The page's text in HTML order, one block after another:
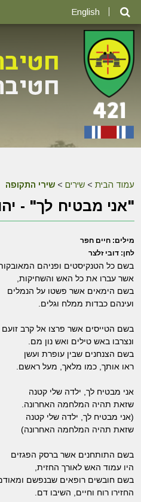
English
עמוד הבית >שירים >שירי התקופה
"אני מבטיח לך" -
מילים:חיים חפר
לחן:דובי זלצר
בשם כל הטנקיסטים ופניהם
אשר עברו את כל האש והשחיקות,
בשם הימאים אשר פשטו על הנמלים
ועינהם כבדות ממלח וגלים.
בשם הטייסים אשר פרצו אל קרב זועם
ונצרבו באש טילים ואש נון מם.
בשם הצנחנים שבין עופרת ועשן
ראו אותך, כמו מלאך, מעל ראשם.
אני מבטיח לך, ילדה שלי קטנה
שזאת תהיה המלחמה האחרונה.
(אני מבטיח לך, ילדה שלי קטנה
שזאת תהיה המלחמה האחרונה)
בשם התותחנים אשר ברסק הפגזים
היו עמוד האש לאורך החזית,
בשם חובשים רופאים שבנפשם
החזירו רוח וחיים, השיבו דם.